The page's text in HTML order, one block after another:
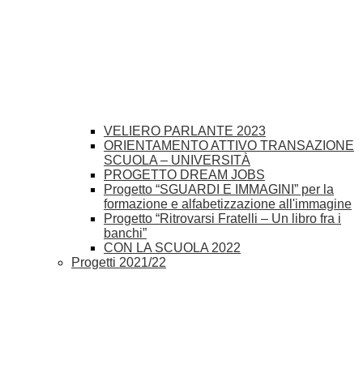
VELIERO PARLANTE 2023
ORIENTAMENTO ATTIVO TRANSAZIONE
SCUOLA – UNIVERSITÀ
PROGETTO DREAM JOBS
Progetto “SGUARDI E IMMAGINI” per la
formazione e alfabetizzazione all'immagine
Progetto “Ritrovarsi Fratelli – Un libro fra i
banchi”
CON LA SCUOLA 2022
Progetti 2021/22